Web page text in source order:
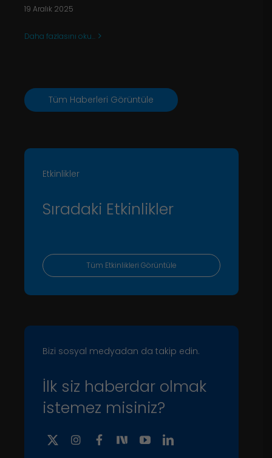
19 Aralık 2025
Daha fazlasını oku...
Tüm Haberleri Görüntüle
Etkinlikler
Sıradaki Etkinlikler
Tüm Etkinlikleri Görüntüle
Bizi sosyal medyadan da takip edin.
İlk siz haberdar olmak
istemez misiniz?